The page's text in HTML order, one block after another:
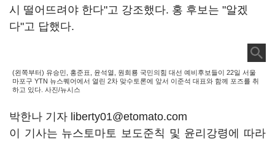
시 떨어뜨려야 한다"고 강조했다. 홍 후보는 "알겠
다"고 답했다.
(왼쪽부터) 유승민, 홍준표, 윤석열, 원희룡 국민의힘 대선 예비후보들이 22일 서울
마포구 YTN 뉴스퀘어에서 열린 2차 맞수토론에 앞서 이준석 대표와 함께 포즈를 취
하고 있다. 사진/뉴시스
박한나 기자 liberty01@etomato.com
이 기사는 뉴스토마토 보도준칙 및 윤리강령에 따라